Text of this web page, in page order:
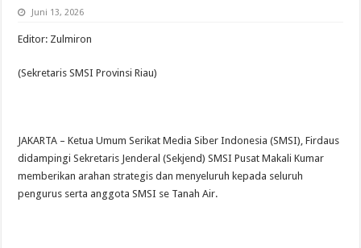
Juni 13, 2026
Editor: Zulmiron
(Sekretaris SMSI Provinsi Riau)
JAKARTA – Ketua Umum Serikat Media Siber Indonesia (SMSI), Firdaus
didampingi Sekretaris Jenderal (Sekjend) SMSI Pusat Makali Kumar
memberikan arahan strategis dan menyeluruh kepada seluruh
pengurus serta anggota SMSI se Tanah Air.